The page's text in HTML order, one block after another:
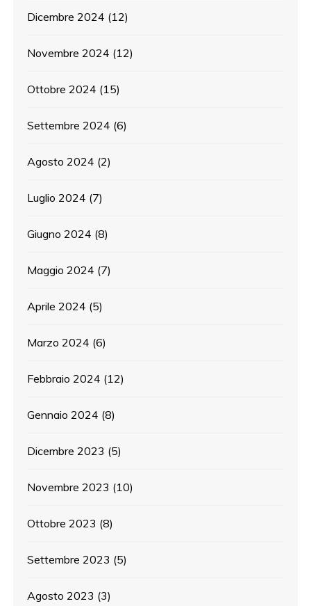
Dicembre 2024 (12)
Novembre 2024 (12)
Ottobre 2024 (15)
Settembre 2024 (6)
Agosto 2024 (2)
Luglio 2024 (7)
Giugno 2024 (8)
Maggio 2024 (7)
Aprile 2024 (5)
Marzo 2024 (6)
Febbraio 2024 (12)
Gennaio 2024 (8)
Dicembre 2023 (5)
Novembre 2023 (10)
Ottobre 2023 (8)
Settembre 2023 (5)
Agosto 2023 (3)